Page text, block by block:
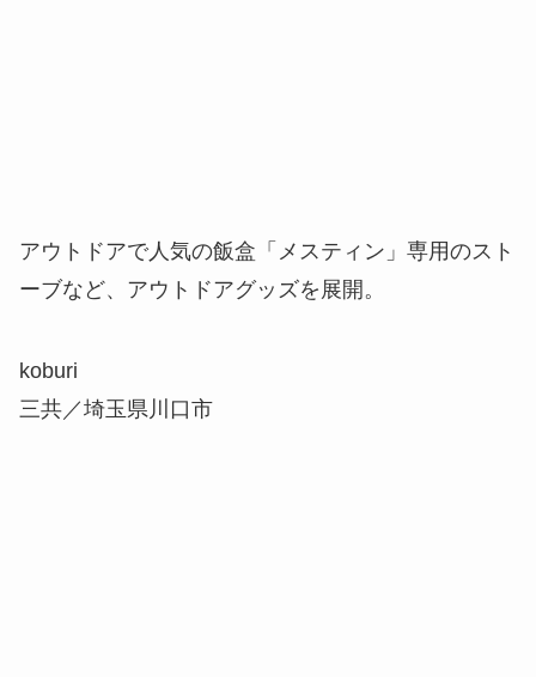
アウトドアで人気の飯盒「メスティン」専用のスト
ーブなど、アウトドアグッズを展開。
koburi
三共／埼玉県川口市